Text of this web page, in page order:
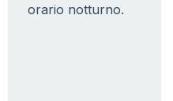
orario notturno.